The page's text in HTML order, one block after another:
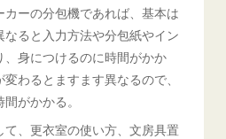
ーの分包機であれば、基本は
ると入力方法や分包紙やイン
身につけるのに時間がかか
わるとますます異なるので、
がかかる。
、更衣室の使い方、文房具置